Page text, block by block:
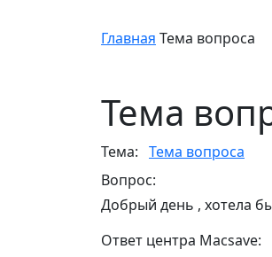
Главная Тема вопроса
Тема
Тема: Тема вопроса
Вопрос:
Добрый день , хотела
Ответ центра Macsave: